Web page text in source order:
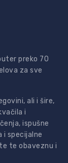
preko 70
za sve
ali i šire,
i
ispušne
specijalne
te obaveznu i